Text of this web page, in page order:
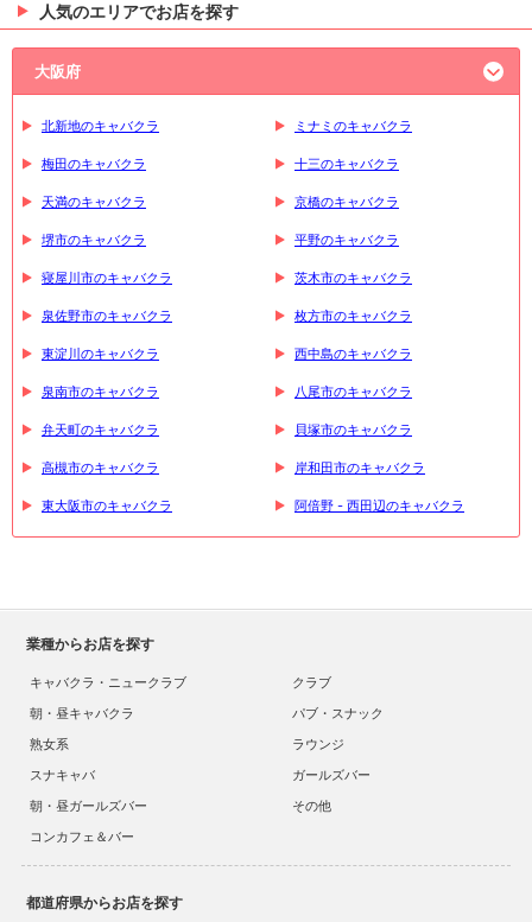
人気のエリアでお店を探す
大阪府
北新地のキャバクラ ミナミのキャバクラ
梅田のキャバクラ 十三のキャバクラ
天満のキャバクラ 京橋のキャバクラ
堺市のキャバクラ 平野のキャバクラ
寝屋川市のキャバクラ 茨木市のキャバクラ
泉佐野市のキャバクラ 枚方市のキャバクラ
東淀川のキャバクラ 西中島のキャバクラ
泉南市のキャバクラ 八尾市のキャバクラ
弁天町のキャバクラ 貝塚市のキャバクラ
高槻市のキャバクラ 岸和田市のキャバクラ
東大阪市のキャバクラ 阿倍野 - 西田辺のキャバクラ
業種からお店を探す
キャバクラ・ニュークラブ
クラブ
朝・昼キャバクラ
パブ・スナック
熟女系
ラウンジ
スナキャバ
ガールズバー
朝・昼ガールズバー
その他
コンカフェ＆バー
都道府県からお店を探す